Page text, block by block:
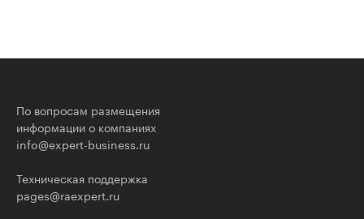
По вопросам размещения
информации о компаниях
info@expert-business.ru
Техническая поддержка
pages@raexpert.ru